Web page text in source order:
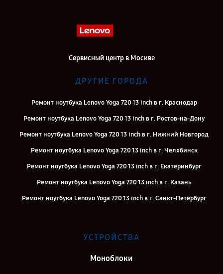
Сервисный центр в Москве
ДРУГИЕ ГОРОДА
Ремонт ноутбука Lenovo Yoga 720 13 inch в г. Краснодар
Ремонт ноутбука Lenovo Yoga 720 13 inch в г. Ростов-на-Дону
Ремонт ноутбука Lenovo Yoga 720 13 inch в г. Нижний Новгород
Ремонт ноутбука Lenovo Yoga 720 13 inch в г. Челябинск
Ремонт ноутбука Lenovo Yoga 720 13 inch в г. Екатеринбург
Ремонт ноутбука Lenovo Yoga 720 13 inch в г. Казань
Ремонт ноутбука Lenovo Yoga 720 13 inch в г. Санкт-Петербург
УСТРОЙСТВА
Моноблоки